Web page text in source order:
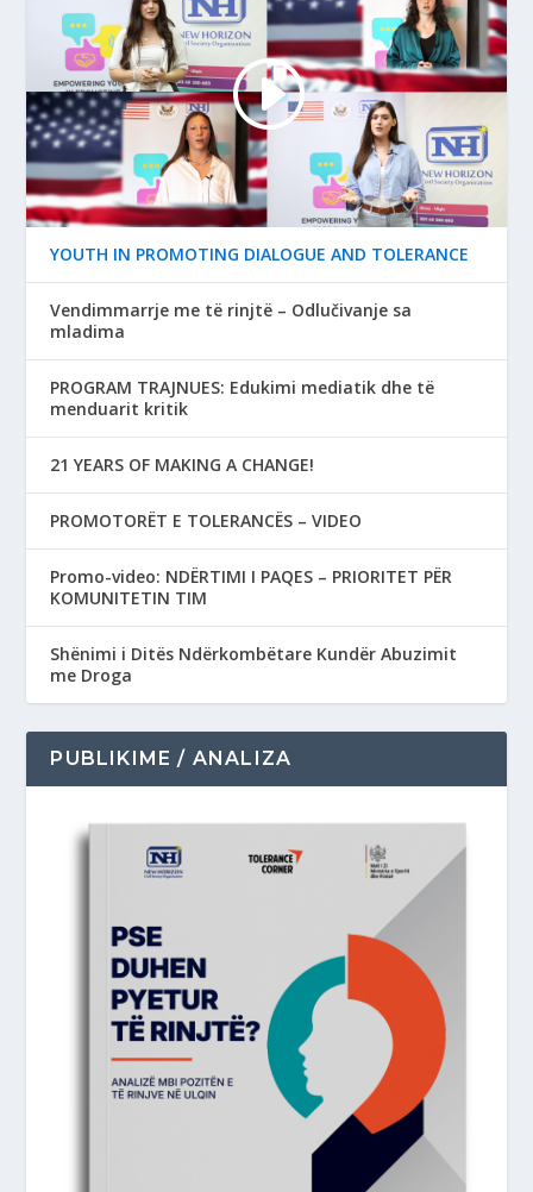
YOUTH IN PROMOTING DIALOGUE AND TOLERANCE
Vendimmarrje me të rinjtë – Odlučivanje sa
mladima
PROGRAM TRAJNUES: Edukimi mediatik dhe të
menduarit kritik
21 YEARS OF MAKING A CHANGE!
PROMOTORËT E TOLERANCËS – VIDEO
Promo-video: NDËRTIMI I PAQES – PRIORITET PËR
KOMUNITETIN TIM
Shënimi i Ditës Ndërkombëtare Kundër Abuzimit
me Droga
PUBLIKIME / ANALIZA